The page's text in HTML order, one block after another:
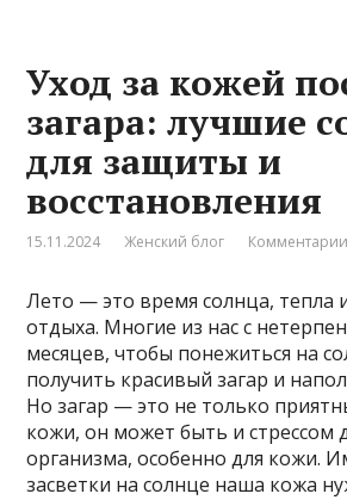
Уход за кожей
загара: лучшие
для защиты и
восстановления
15.11.2024 Женский блог
Лето — это время солнца, тепла
отдыха. Многие из нас с
месяцев, чтобы понежиться на
получить красивый загар и
Но загар — это не только
кожи, он может быть и стрессом
организма, особенно для кожи.
засветки на солнце наша кожа